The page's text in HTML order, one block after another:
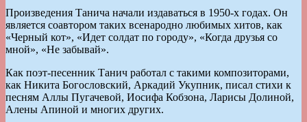
Произведения Танича начали издаваться в 1950-х годах. Он
является соавтором таких всенародно любимых хитов, как
«Черный кот», «Идет солдат по городу», «Когда друзья со
мной», «Не забывай».
Как поэт-песенник Танич работал с такими композиторами,
как Никита Богословский, Аркадий Укупник, писал стихи к
песням Аллы Пугачевой, Иосифа Кобзона, Ларисы Долиной,
Алены Апиной и многих других.